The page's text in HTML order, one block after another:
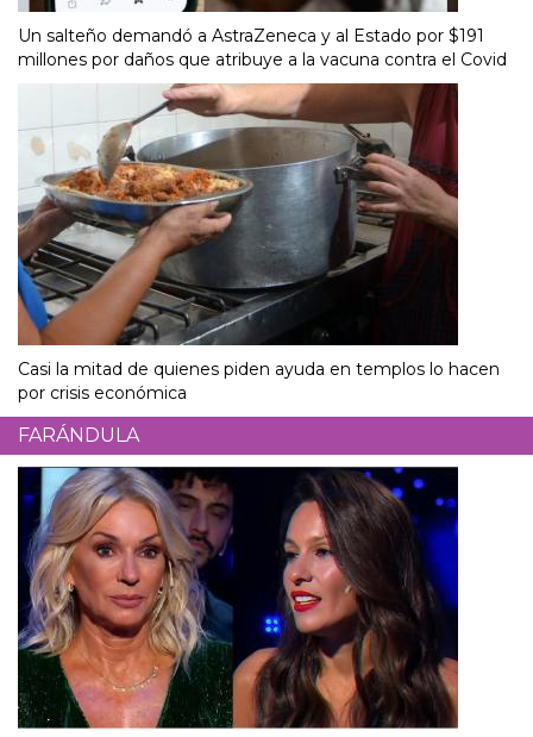
Un salteño demandó a AstraZeneca y al Estado por $191
millones por daños que atribuye a la vacuna contra el Covid
Casi la mitad de quienes piden ayuda en templos lo hacen
por crisis económica
FARÁNDULA